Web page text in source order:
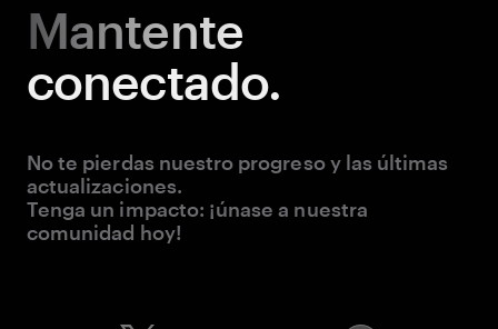
Mantente
conectado.
No te pierdas nuestro progreso y las últimas
actualizaciones.
Tenga un impacto: ¡únase a nuestra
comunidad hoy!